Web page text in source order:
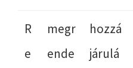
R
e
megr
ende
hozzá
járulá